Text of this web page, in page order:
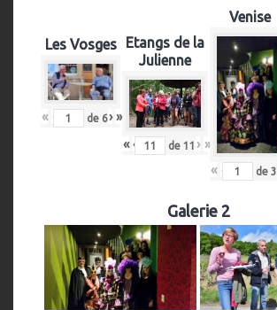
Les Vosges
« ‹ de 6› »
Etangs de la
Julienne
« ‹ de 11 › »
Venise
« ‹ de 3
Galerie 2